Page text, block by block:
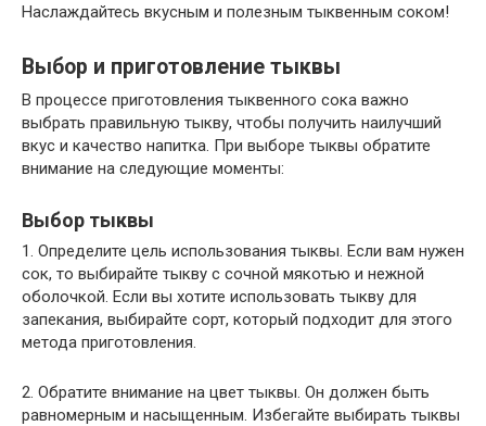
Наслаждайтесь вкусным и полезным тыквенным соком!
Выбор и приготовление тыквы
В процессе приготовления тыквенного сока важно
выбрать правильную тыкву, чтобы получить наилучший
вкус и качество напитка. При выборе тыквы обратите
внимание на следующие моменты:
Выбор тыквы
1. Определите цель использования тыквы. Если вам нужен
сок, то выбирайте тыкву с сочной мякотью и нежной
оболочкой. Если вы хотите использовать тыкву для
запекания, выбирайте сорт, который подходит для этого
метода приготовления.
2. Обратите внимание на цвет тыквы. Он должен быть
равномерным и насыщенным. Избегайте выбирать тыквы